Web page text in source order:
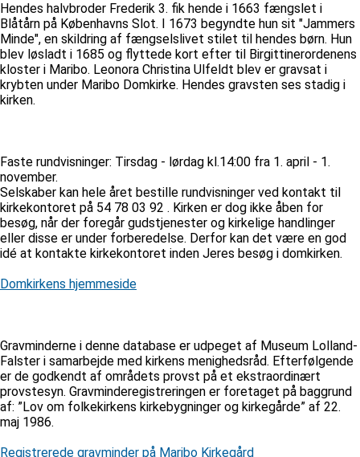
Hendes halvbroder Frederik 3. fik hende i 1663 fængslet i
Blåtårn på Københavns Slot. I 1673 begyndte hun sit "Jammers
Minde", en skildring af fængselslivet stilet til hendes børn. Hun
blev løsladt i 1685 og flyttede kort efter til Birgittinerordenens
kloster i Maribo. Leonora Christina Ulfeldt blev er gravsat i
krybten under Maribo Domkirke. Hendes gravsten ses stadig i
kirken.
Faste rundvisninger: Tirsdag - lørdag kl.14:00 fra 1. april - 1.
november.
Selskaber kan hele året bestille rundvisninger ved kontakt til
kirkekontoret på 54 78 03 92 . Kirken er dog ikke åben for
besøg, når der foregår gudstjenester og kirkelige handlinger
eller disse er under forberedelse. Derfor kan det være en god
idé at kontakte kirkekontoret inden Jeres besøg i domkirken.
Domkirkens hjemmeside
Gravminderne i denne database er udpeget af Museum Lolland-
Falster i samarbejde med kirkens menighedsråd. Efterfølgende
er de godkendt af områdets provst på et ekstraordinært
provstesyn. Gravminderegistreringen er foretaget på baggrund
af: ”Lov om folkekirkens kirkebygninger og kirkegårde” af 22.
maj 1986.
Registrerede gravminder på Maribo Kirkegård